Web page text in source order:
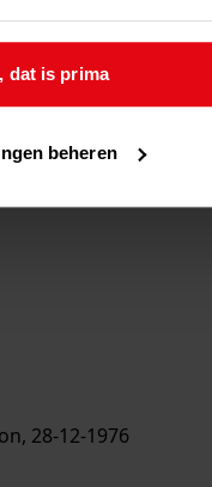
dat is prima
beheren
28-12-1976